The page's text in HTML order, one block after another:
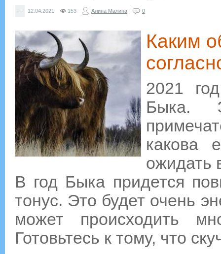
— 12.04.2021 153 Алина Малина 0
Каким
2021
Быка.
какова
ожидать
В год Быка придется
тонус. Это будет очень
может происходить
Готовьтесь к тому, что